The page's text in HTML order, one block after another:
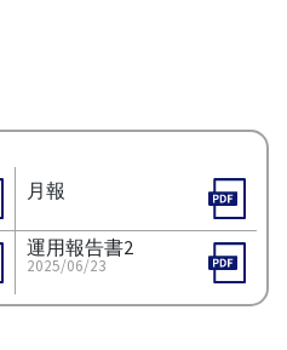
月報
運用報告書2
2025/06/23